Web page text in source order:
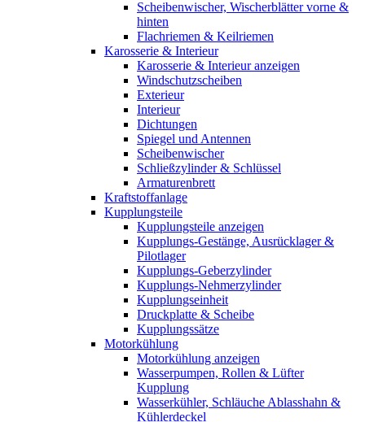
Scheibenwischer, Wischerblätter vorne &
hinten
Flachriemen & Keilriemen
Karosserie & Interieur
Karosserie & Interieur anzeigen
Windschutzscheiben
Exterieur
Interieur
Dichtungen
Spiegel und Antennen
Scheibenwischer
Schließzylinder & Schlüssel
Armaturenbrett
Kraftstoffanlage
Kupplungsteile
Kupplungsteile anzeigen
Kupplungs-Gestänge, Ausrücklager &
Pilotlager
Kupplungs-Geberzylinder
Kupplungs-Nehmerzylinder
Kupplungseinheit
Druckplatte & Scheibe
Kupplungssätze
Motorkühlung
Motorkühlung anzeigen
Wasserpumpen, Rollen & Lüfter
Kupplung
Wasserkühler, Schläuche Ablasshahn &
Kühlerdeckel